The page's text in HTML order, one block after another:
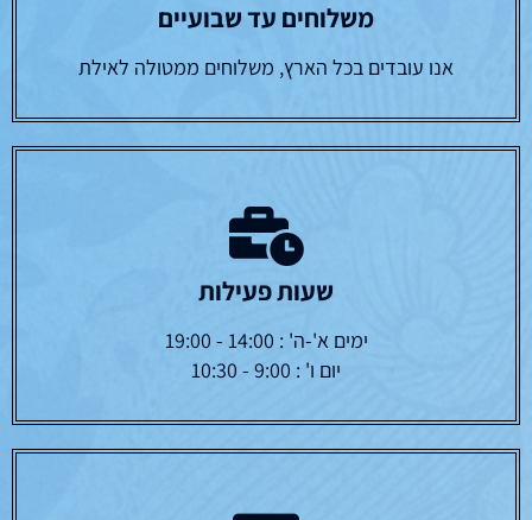
משלוחים עד שבועיים
אנו עובדים בכל הארץ, משלוחים ממטולה לאילת
שעות פעילות
ימים א'-ה' : 14:00 - 19:00
יום ו' : 9:00 - 10:30